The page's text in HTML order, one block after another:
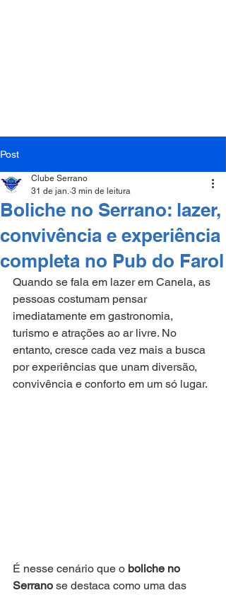
Post
Boliche no Serrano: lazer,
convivência e experiência
completa no Pub do Farol
Clube Serrano
31 de jan. 3 min de leitura
Quando se fala em lazer em Canela, as
pessoas costumam pensar
imediatamente em gastronomia,
turismo e atrações ao ar livre. No
entanto, cresce cada vez mais a busca
por experiências que unam diversão,
convivência e conforto em um só lugar.
É nesse cenário que o boliche no
Serrano se destaca como uma das